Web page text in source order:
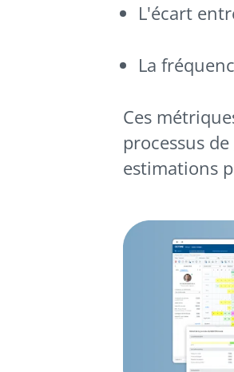
L'écart
La
Ces
processus
estimations